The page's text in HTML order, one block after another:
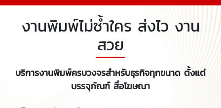
งานพิมพ์ไม่ซ้ำใคร ส่งไว งาน
สวย
บริการงานพิมพ์ครบวงจรสำหรับธุรกิจทุกขนาด ตั้งแต่
บรรจุภัณฑ์ สื่อโฆษณา